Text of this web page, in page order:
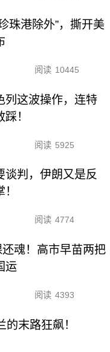
珠港除外”，撕开美
阅读 10445
列这波操作，连特
！
阅读 5925
谈判，伊朗又是反
阅读 4774
魂！高市早苗两把
运
阅读 4393
的末路狂飙！